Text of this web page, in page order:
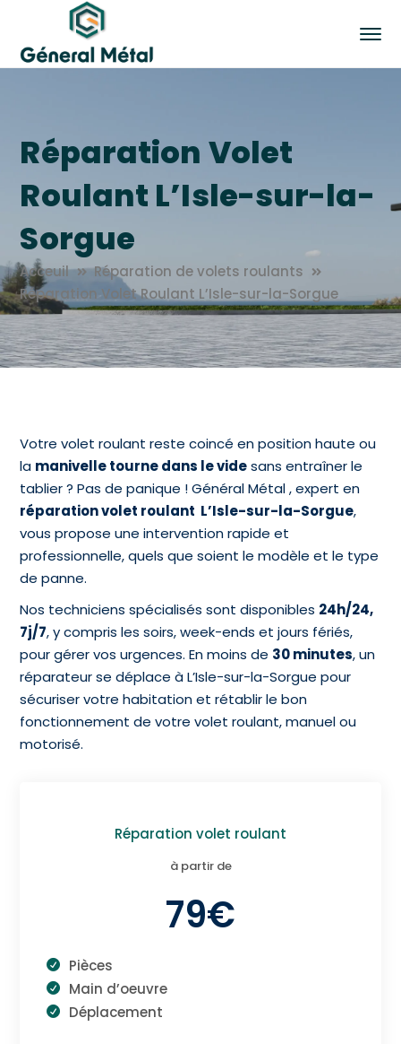
Réparation Volet
Roulant L’Isle-sur-la-
Sorgue
Acceuil
Réparation de volets roulants
Réparation Volet Roulant L’Isle-sur-la-Sorgue
Votre volet roulant reste coincé en position haute ou
la manivelle tourne dans le videsans entraîner le
tablier ? Pas de panique ! Général Métal , expert en
réparation volet roulant L’Isle-sur-la-Sorgue,
vous propose une intervention rapide et
professionnelle, quels que soient le modèle et le type
de panne.
Nos techniciens spécialisés sont disponibles 24h/24,
7j/7, y compris les soirs, week-ends et jours fériés,
pour gérer vos urgences. En moins de 30 minutes, un
réparateur se déplace à L’Isle-sur-la-Sorgue pour
sécuriser votre habitation et rétablir le bon
fonctionnement de votre volet roulant, manuel ou
motorisé.
Réparation volet roulant
à partir de
79€
Pièces
Main d’oeuvre
Déplacement